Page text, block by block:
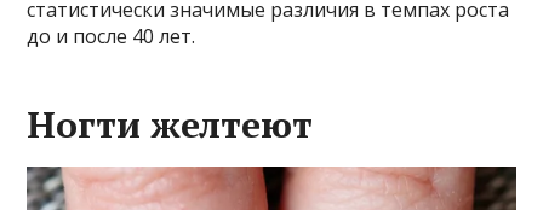
статистически значимые различия в темпах роста
до и после 40 лет.
Ногти желтеют